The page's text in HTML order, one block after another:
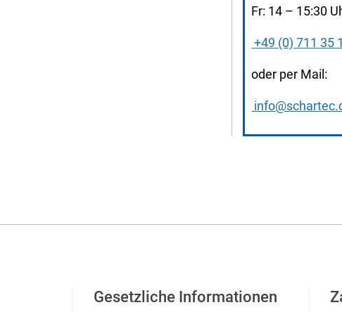
Fr: 14 – 15:30
+49 (0) 711 35
oder per Mail:
Gesetzliche Informationen